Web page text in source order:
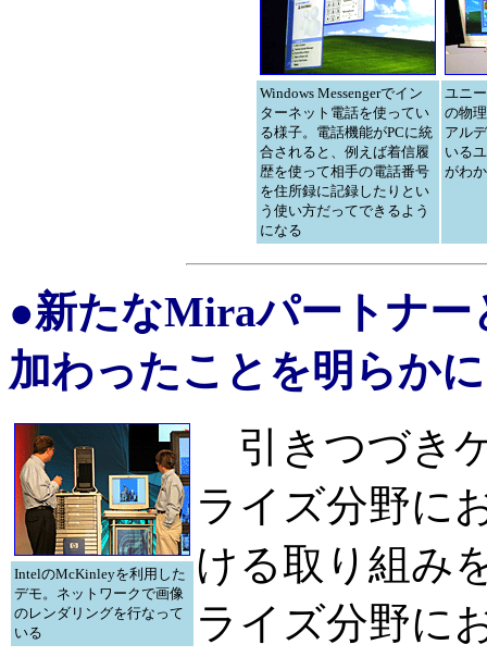
Windows Messengerでイン
ターネット電話を使ってい
る様子。電話機能がPCに統
合されると、例えば着信履
歴を使って相手の電話番号
を住所録に記録したりとい
う使い方だってできるよう
になる
ユニ
の物
アル
いる
がわ
●新たなMiraパートナー
加わったことを明らかに
IntelのMcKinleyを利用した
デモ。ネットワークで画像
のレンダリングを行なって
いる
引きつづき
ライズ分野に
ける取り組み
ライズ分野に